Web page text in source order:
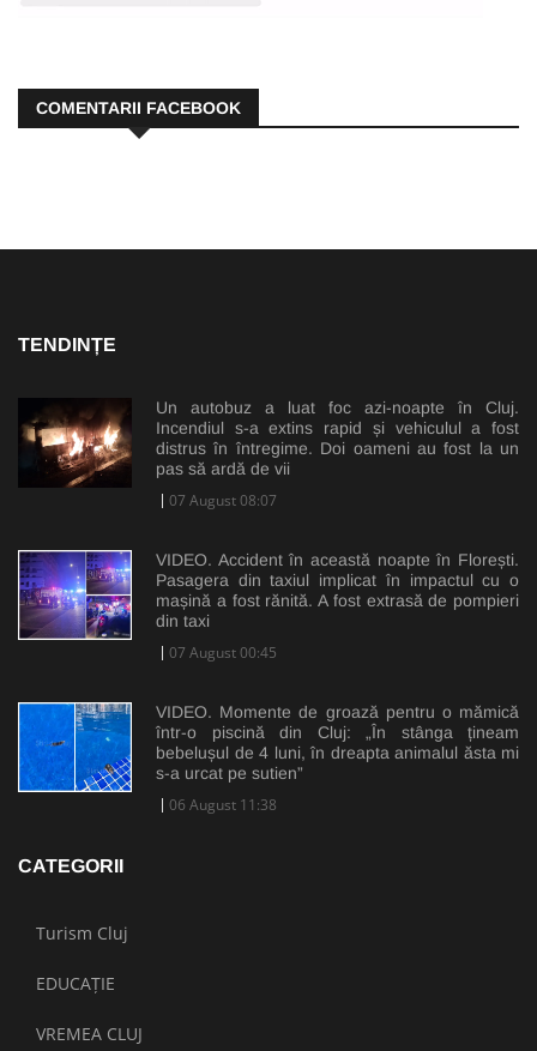
COMENTARII FACEBOOK
TENDINȚE
Un autobuz a luat foc azi-noapte în Cluj.
Incendiul s-a extins rapid și vehiculul a fost
distrus în întregime. Doi oameni au fost la un
pas să ardă de vii
07 August 08:07
VIDEO. Accident în această noapte în Florești.
Pasagera din taxiul implicat în impactul cu o
mașină a fost rănită. A fost extrasă de pompieri
din taxi
07 August 00:45
VIDEO. Momente de groază pentru o mămică
într-o piscină din Cluj: „În stânga țineam
bebelușul de 4 luni, în dreapta animalul ăsta mi
s-a urcat pe sutien”
06 August 11:38
CATEGORII
Turism Cluj
EDUCAȚIE
VREMEA CLUJ